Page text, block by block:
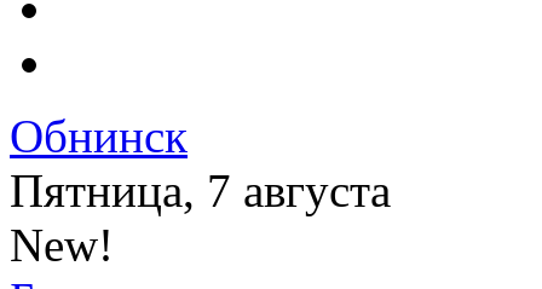
Обнинск
Пятница, 7 августа
New!